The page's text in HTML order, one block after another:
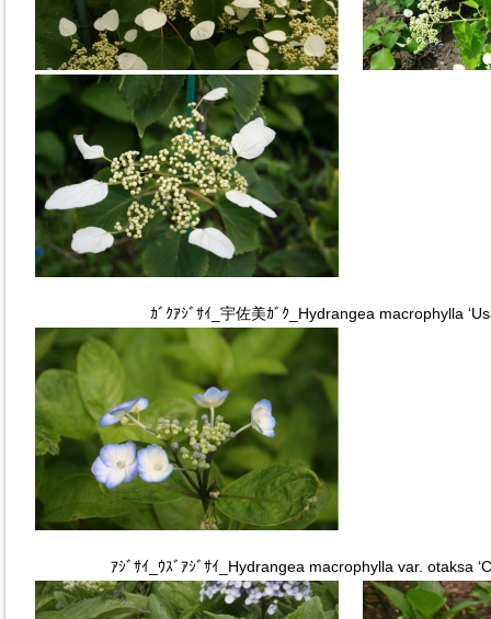
ｶﾞｸｱｼﾞｻｲ_宇佐美ｶﾞｸ_Hydrangea macrophylla
ｱｼﾞｻｲ_ｳｽﾞｱｼﾞｻｲ_Hydrangea macrophylla var. otaksa